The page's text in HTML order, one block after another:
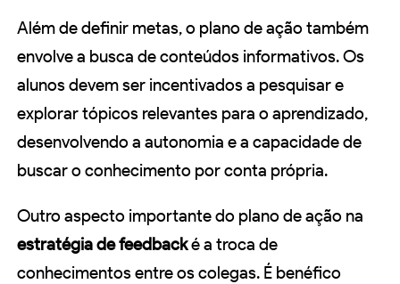
Além de definir metas, o plano de ação também
envolve a busca de conteúdos informativos. Os
alunos devem ser incentivados a pesquisar e
explorar tópicos relevantes para o aprendizado,
desenvolvendo a autonomia e a capacidade de
buscar o conhecimento por conta própria.
Outro aspecto importante do plano de ação na
estratégia de feedbacké a troca de
conhecimentos entre os colegas. É benéfico